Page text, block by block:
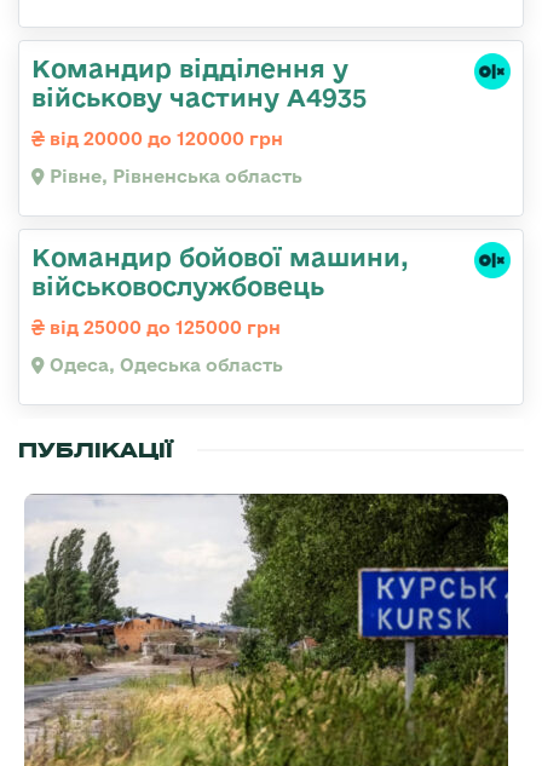
Командир відділення у
військову частину А4935
від 20000 до 120000 грн
Рівне, Рівненська область
Командиp бойової машини,
військовослужбовець
від 25000 до 125000 грн
Одеса, Одеська область
ПУБЛІКАЦІЇ